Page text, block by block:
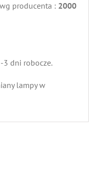
producenta : 2000
3 dni robocze.
lampy w